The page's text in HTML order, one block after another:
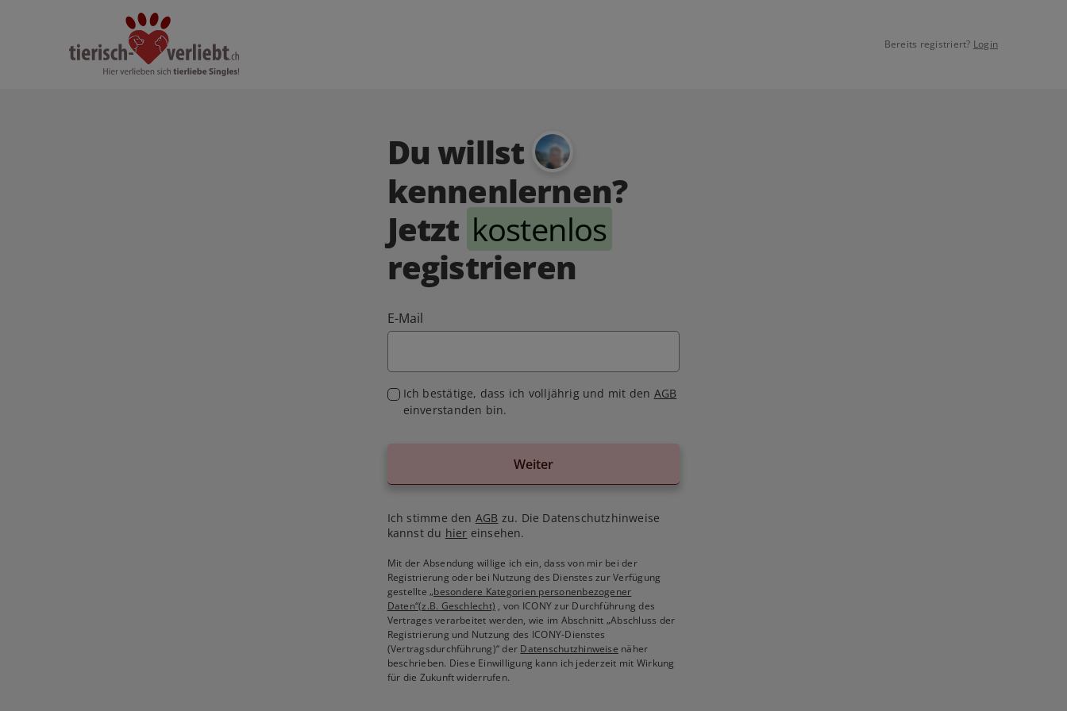
Bereits registriert? Login
Du willst
kennenlernen?
Jetzt kostenlos
registrieren
E-Mail
Ich bestätige, dass ich volljährig und mit den AGB
einverstanden bin.
Weiter
Ich stimme den AGB zu. Die Datenschutzhinweise
kannst du hier einsehen.
Mit der Absendung willige ich ein, dass von mir bei der
Registrierung oder bei Nutzung des Dienstes zur Verfügung
gestellte„besondere Kategorien personenbezogener
Daten“(z.B. Geschlecht) , von ICONY zur Durchführung des
Vertrages verarbeitet werden, wie im Abschnitt „Abschluss der
Registrierung und Nutzung des ICONY-Dienstes
(Vertragsdurchführung)“ der Datenschutzhinweise näher
beschrieben. Diese Einwilligung kann ich jederzeit mit Wirkung
für die Zukunft widerrufen.